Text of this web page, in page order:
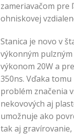
zameriavačom pre
ohniskovej
Stanica je novo v
výkonným
výkonom 20W a
350ns. Vďaka
problém značenia
nekovových aj
umožnuje ako
tak aj